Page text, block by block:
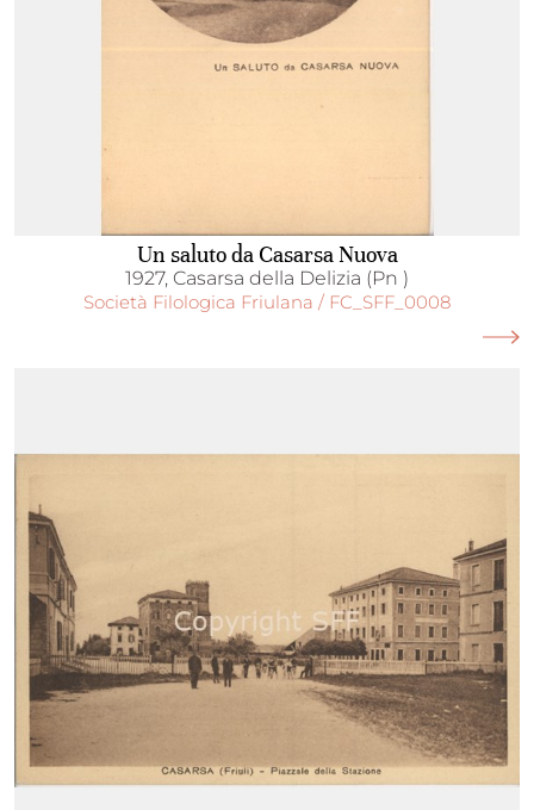
Un saluto da Casarsa Nuova
1927, Casarsa della Delizia (Pn )
Società Filologica Friulana / FC_SFF_0008